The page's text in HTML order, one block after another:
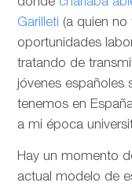
donde charlaba
Garilleti (a quien no
oportunidades
tratando de
jóvenes españoles
tenemos en
a mi época
Hay un momento
actual modelo de